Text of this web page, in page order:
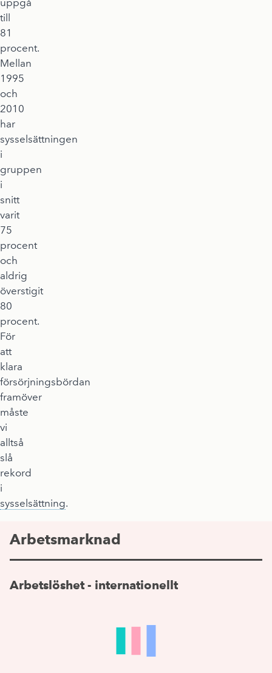
uppgå
till
81
procent.
Mellan
1995
och
2010
har
sysselsättningen
i
gruppen
i
snitt
varit
75
procent
och
aldrig
överstigit
80
procent.
För
att
klara
försörjningsbördan
framöver
måste
vi
alltså
slå
rekord
i
sysselsättning.
Arbetsmarknad
Arbetslöshet - internationellt